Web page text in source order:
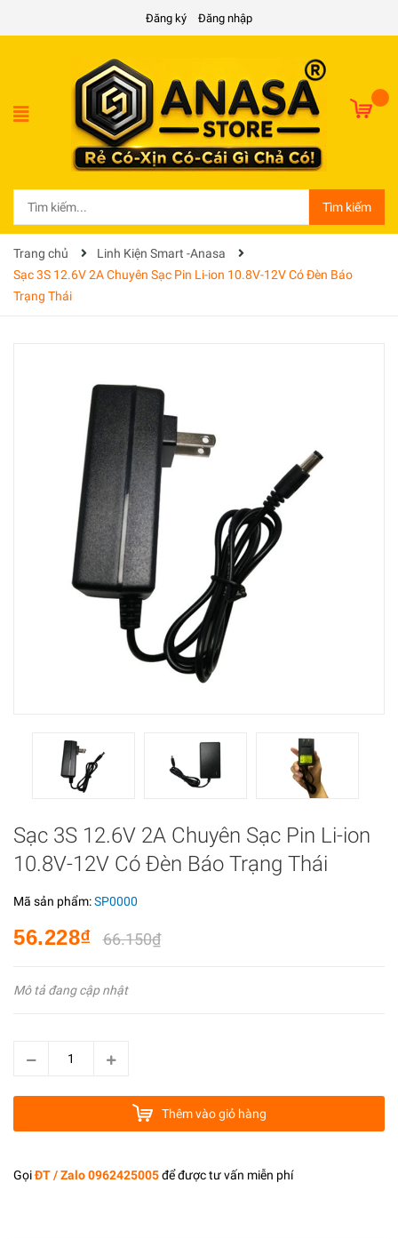
Đăng ký Đăng nhập
Tìm kiếm
Trang chủ
Linh Kiện Smart -Anasa
Sạc 3S 12.6V 2A Chuyên Sạc Pin Li-ion 10.8V-12V Có Đèn Báo
Trạng Thái
Sạc 3S 12.6V 2A Chuyên Sạc Pin Li-ion
10.8V-12V Có Đèn Báo Trạng Thái
Mã sản phẩm:SP0000
56.228₫ 66.150₫
Mô tả đang cập nhật
Thêm vào giỏ hàng
GọiĐT / Zalo 0962425005để được tư vấn miễn phí